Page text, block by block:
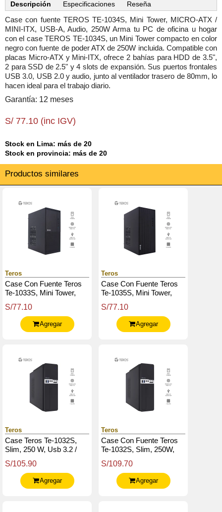
Descripción Especificaciones Reseña
Case con fuente TEROS TE-1034S, Mini Tower, MICRO-ATX /
MINI-ITX, USB-A, Audio, 250W Arma tu PC de oficina u hogar
con el case TEROS TE-1034S, un Mini Tower compacto en color
negro con fuente de poder ATX de 250W incluida. Compatible con
placas Micro-ATX y Mini-ITX, ofrece 2 bahías para HDD de 3.5",
2 para SSD de 2.5" y 4 slots de expansión. Sus puertos frontales
USB 3.0, USB 2.0 y audio, junto al ventilador trasero de 80mm, lo
hacen ideal para el trabajo diario.
Garantía: 12 meses
S/ 77.10 (inc IGV)
Stock en Lima: más de 20
Stock en provincia: más de 20
Productos similares
Teros
Case Con Fuente Teros
Te-1033S, Mini Tower,
A, Audio, 250W
S/77.10
Agregar
Teros
Case Con Fuente Teros
Te-1035S, Mini Tower,
A, Audio, 250W
S/77.10
Agregar
Teros
Case Teros Te-1032S,
Slim, 250 W, Usb 3.2 /
Negro (Empaque Abierto)
S/105.90
Agregar
Teros
Case Con Fuente Teros
Te-1032S, Slim, 250W,
A, Audio
S/109.70
Agregar